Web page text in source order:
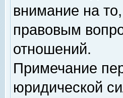
внимание на
правовым
отношений.
Примечание
юридической